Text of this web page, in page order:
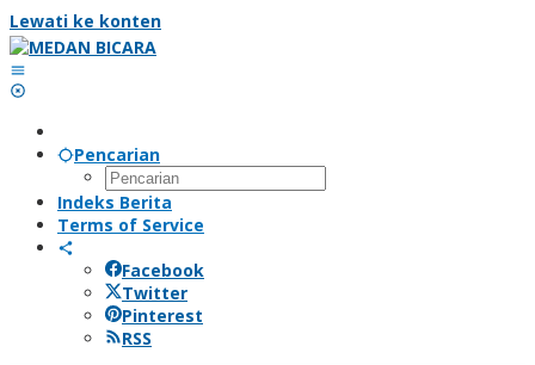
Lewati ke konten
Pencarian
Indeks Berita
Terms of Service
Facebook
Twitter
Pinterest
RSS